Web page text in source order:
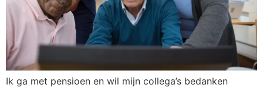
Ik ga met pensioen en wil mijn collega’s bedanken